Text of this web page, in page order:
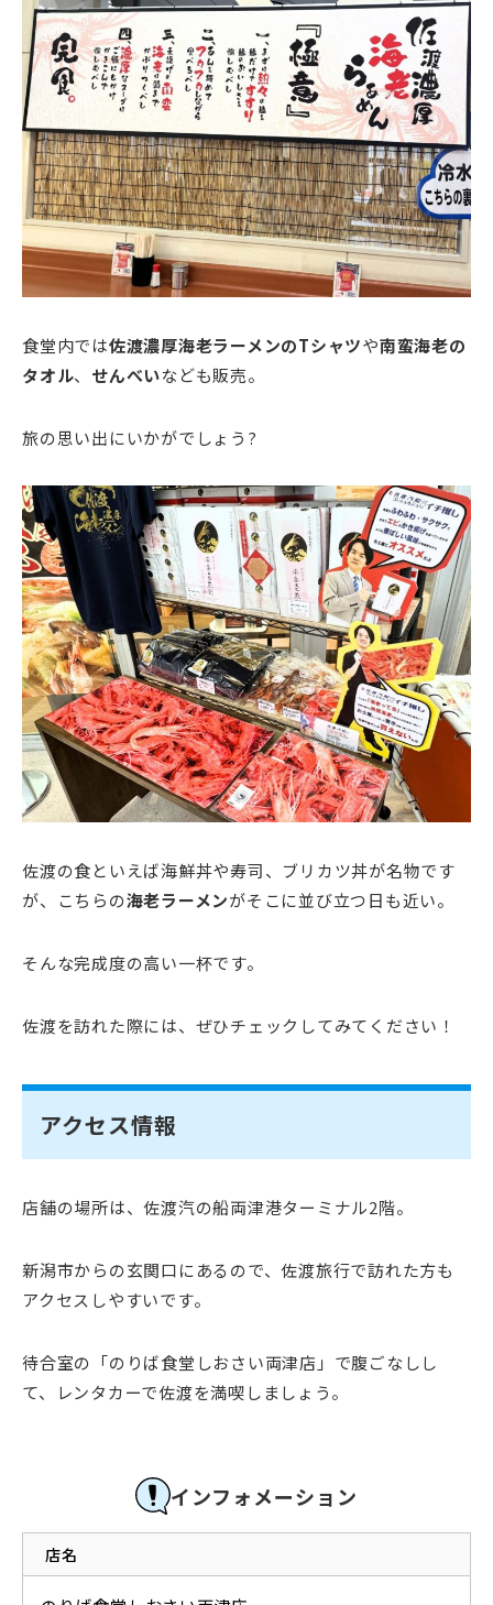
食堂内では佐渡濃厚海老ラーメンのTシャツや南蛮海老の
タオル、 せんべいなども販売。
旅の思い出にいかがでしょう?
佐渡の食といえば海鮮丼や寿司、ブリカツ丼が名物です
が、こちらの海老ラーメンがそこに並び立つ日も近い。
そんな完成度の高い一杯です。
佐渡を訪れた際には、ぜひチェックしてみてください！
アクセス情報
店舗の場所は、佐渡汽の船両津港ターミナル2階。
新潟市からの玄関口にあるので、佐渡旅行で訪れた方も
アクセスしやすいです。
待合室の「のりば食堂しおさい両津店」で腹ごなしし
て、レンタカーで佐渡を満喫しましょう。
インフォメーション
店名